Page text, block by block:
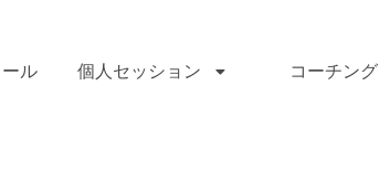
ル 個人セッション コーチング